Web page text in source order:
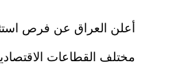
مختلف القطاعات